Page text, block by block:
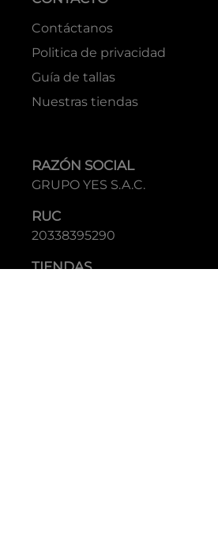
Pal Zileri
Lloyd
Geox
Politica de privacidad
Guía de tallas
Nuestras tiendas